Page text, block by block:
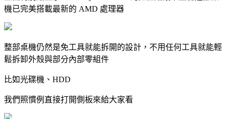
機已完美搭載最新的 AMD 處理器
整部桌機仍然是免工具就能拆開的設計，不用任何工具就能輕
鬆拆卸外殼與部分內部零組件
比如光碟機、HDD
我們照慣例直接打開側板來給大家看